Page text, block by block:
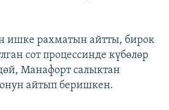
ишке рахматын айтты, бирок
сот процессинде күбөлөр
Манафорт салыктан
айтып беришкен.